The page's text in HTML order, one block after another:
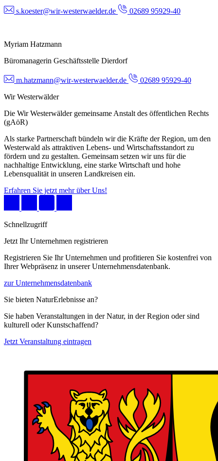
s.koester@wir-westerwaelder.de 02689 95929-40
Myriam Hatzmann
Büromanagerin Geschäftsstelle Dierdorf
m.hatzmann@wir-westerwaelder.de
02689 95929-40
Wir Westerwälder
Die Wir Westerwälder gemeinsame Anstalt des öffentlichen Rechts
(gAöR)
Als starke Partnerschaft bündeln wir die Kräfte der Region, um den
Westerwald als attraktiven Lebens- und Wirtschaftsstandort zu
fördern und zu gestalten. Gemeinsam setzen wir uns für die
nachhaltige Entwicklung, eine starke Wirtschaft und hohe
Lebensqualität in unseren Landkreisen ein.
Erfahren Sie jetzt mehr über Uns!
Schnellzugriff
Jetzt Ihr Unternehmen registrieren
Registrieren Sie Ihr Unternehmen und profitieren Sie kostenfrei von
Ihrer Webpräsenz in unserer Unternehmensdatenbank.
zur Unternehmensdatenbank
Sie bieten NaturErlebnisse an?
Sie haben Veranstaltungen in der Natur, in der Region oder sind
kulturell oder Kunstschaffend?
Jetzt Veranstaltung eintragen